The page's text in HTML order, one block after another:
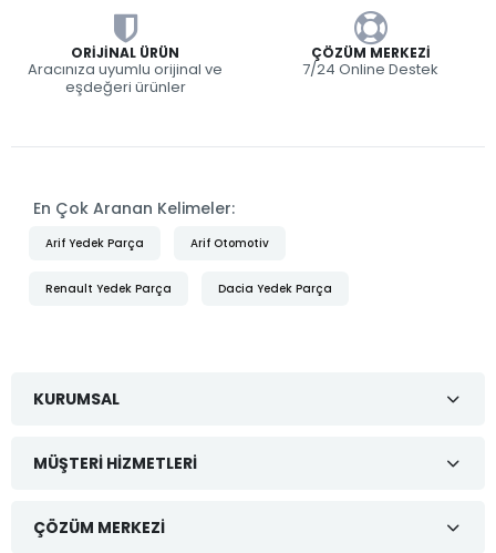
ORIJINAL ÜRÜN
Aracınıza uyumlu orijinal ve
eşdeğeri ürünler
ÇÖZÜM MERKEZI
7/24 Online Destek
En Çok Aranan Kelimeler:
Arif Yedek Parça Arif Otomotiv
Renault Yedek Parça Dacia Yedek Parça
KURUMSAL
MÜŞTERI HIZMETLERI
ÇÖZÜM MERKEZI